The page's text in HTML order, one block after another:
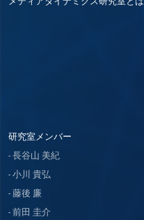
研究室メンバー
長谷山 美紀
小川 貴弘
藤後 廉
前田 圭介